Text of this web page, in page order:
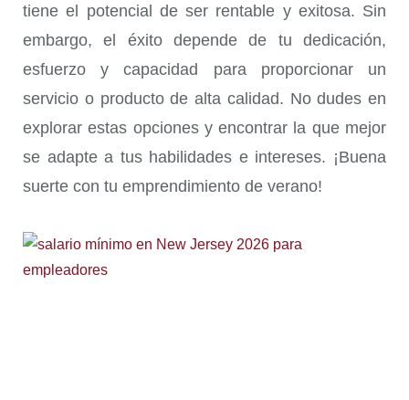
tiene el potencial de ser rentable y exitosa. Sin
embargo, el éxito depende de tu dedicación,
esfuerzo y capacidad para proporcionar un
servicio o producto de alta calidad. No dudes en
explorar estas opciones y encontrar la que mejor
se adapte a tus habilidades e intereses. ¡Buena
suerte con tu emprendimiento de verano!